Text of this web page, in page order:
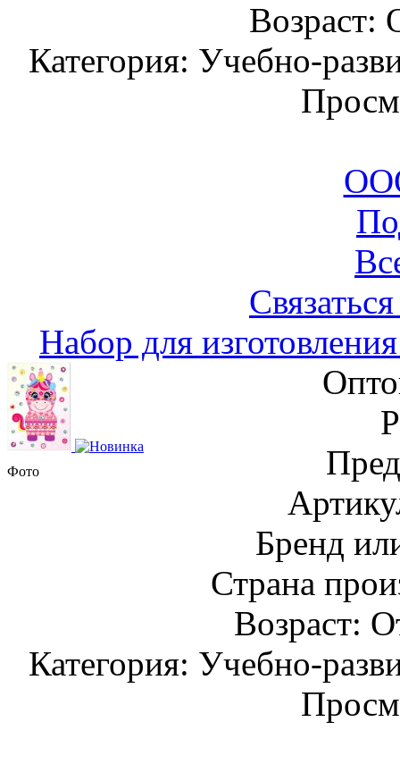
Возраст:
Категория: Учебно-
Набор для
Фото
Бренд
Страна
Возраст:
Категория: Учебно-